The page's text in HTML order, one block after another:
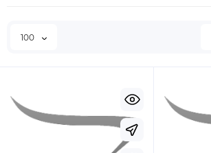
100